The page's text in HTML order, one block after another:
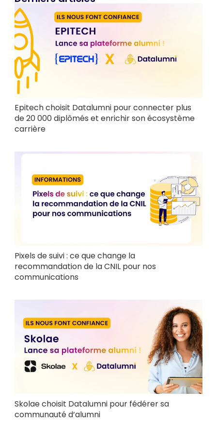
Epitech choisit Datalumni pour connecter plus
de 20 000 diplômés et enrichir son écosystème
carrière
Pixels de suivi : ce que change la
recommandation de la CNIL pour nos
communications
Skolae choisit Datalumni pour fédérer sa
communauté d’alumni